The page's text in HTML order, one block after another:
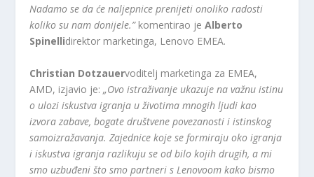
Nadamo se da će naljepnice prenijeti onoliko radosti
koliko su nam donijele.”komentirao jeAlberto
Spinellidirektor marketinga, Lenovo EMEA.
Christian Dotzauervoditelj marketinga za EMEA,
AMD, izjavio je:„Ovo istraživanje ukazuje na važnu istinu
o ulozi iskustva igranja u životima mnogih ljudi kao
izvora zabave, bogate društvene povezanosti i istinskog
samoizražavanja. Zajednice koje se formiraju oko igranja
i iskustva igranja razlikuju se od bilo kojih drugih, a mi
smo uzbuđeni što smo partneri s Lenovoom kako bismo